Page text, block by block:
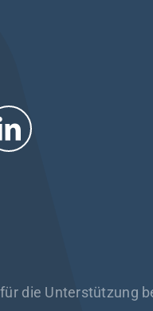
die Unterstützung